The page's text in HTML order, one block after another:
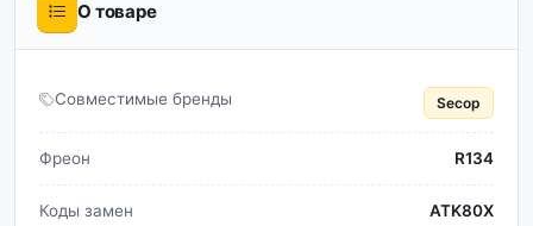
О товаре
Совместимые бренды Secop
Фреон R134
Коды замен ATK80X